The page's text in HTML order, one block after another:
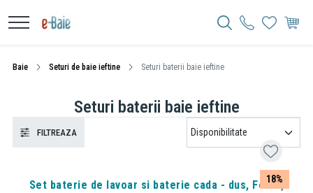
Baie Seturi de baie ieftine Seturi baterii baie ieftine
Seturi baterii baie ieftine
FILTREAZA
18%
Set baterie de lavoar si baterie cada - dus, Ferro,